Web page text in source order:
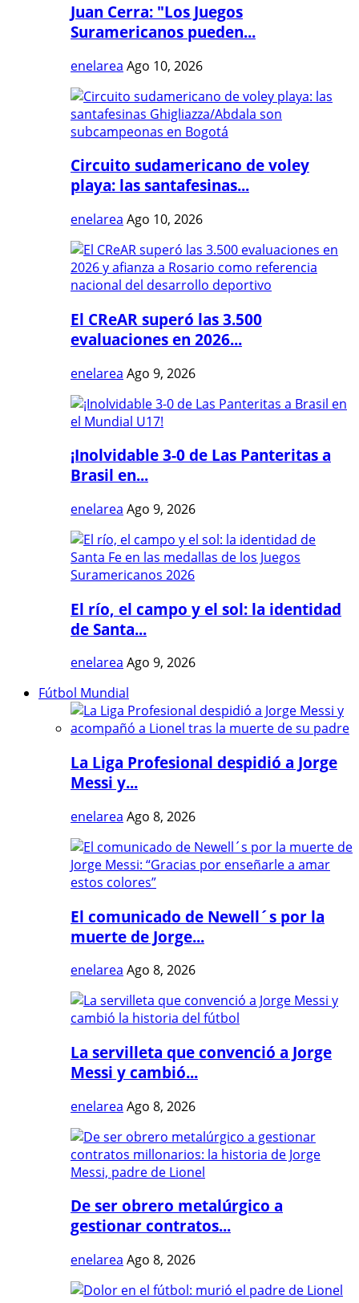
Juan Cerra: "Los Juegos
Suramericanos pueden...
enelarea Ago 10, 2026
Circuito sudamericano de voley
playa: las santafesinas...
enelarea Ago 10, 2026
El CReAR superó las 3.500
evaluaciones en 2026...
enelarea Ago 9, 2026
¡Inolvidable 3-0 de Las Panteritas a
Brasil en...
enelarea Ago 9, 2026
El río, el campo y el sol: la identidad
de Santa...
enelarea Ago 9, 2026
Fútbol Mundial
La Liga Profesional despidió a Jorge
Messi y...
enelarea Ago 8, 2026
El comunicado de Newell´s por la
muerte de Jorge...
enelarea Ago 8, 2026
La servilleta que convenció a Jorge
Messi y cambió...
enelarea Ago 8, 2026
De ser obrero metalúrgico a
gestionar contratos...
enelarea Ago 8, 2026